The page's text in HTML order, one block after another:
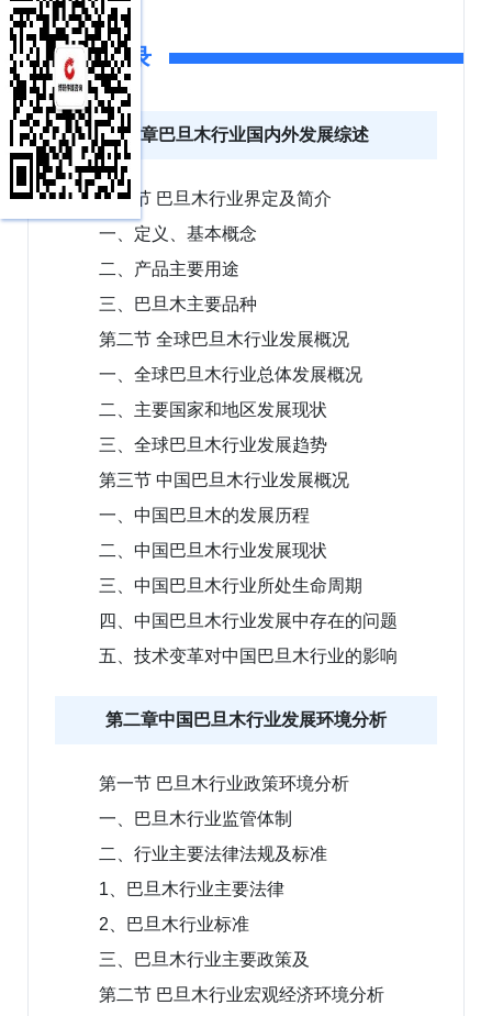
测数据库。
报告目录
第一章巴旦木行业国内外发展综述
第一节 巴旦木行业界定及简介
一、定义、基本概念
二、产品主要用途
三、巴旦木主要品种
第二节 全球巴旦木行业发展概况
一、全球巴旦木行业总体发展概况
二、主要国家和地区发展现状
三、全球巴旦木行业发展趋势
第三节 中国巴旦木行业发展概况
一、中国巴旦木的发展历程
二、中国巴旦木行业发展现状
三、中国巴旦木行业所处生命周期
四、中国巴旦木行业发展中存在的问题
五、技术变革对中国巴旦木行业的影响
第二章中国巴旦木行业发展环境分析
第一节 巴旦木行业政策环境分析
一、巴旦木行业监管体制
二、行业主要法律法规及标准
1、巴旦木行业主要法律
2、巴旦木行业标准
三、巴旦木行业主要政策及
第二节 巴旦木行业宏观经济环境分析